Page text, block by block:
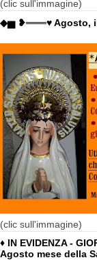
(clic sull'immagine)
◆▅ ❥═══♥ Agosto, il
(clic sull'immagine)
♦ IN EVIDENZA -
Agosto mese della